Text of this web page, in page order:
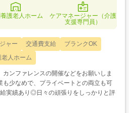
護老人ホーム
ケアマネージャー（介護
支援専門員）
ャー 交通費支給
ブランクOK
人ホーム
ンファレンスの開催などをお願いしま
少なめで、プライベートとの両立も可
実績あり◎日々の頑張りをしっかりと評